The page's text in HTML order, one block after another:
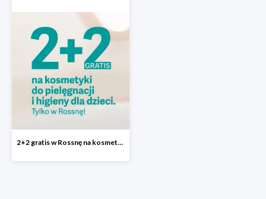
2+2 gratis w Rossnę na kosmetyki do pielęgnacji i higieny dla dzieci